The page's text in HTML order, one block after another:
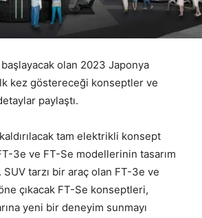
başlayacak olan 2023 Japonya
kez göstereceği konseptler ve
paylaştı.
tam elektrikli konsept
3e ve FT-Se modellerinin tasarım
tarzı bir araç olan FT-3e ve
çıkacak FT-Se konseptleri,
yeni bir deneyim sunmayı